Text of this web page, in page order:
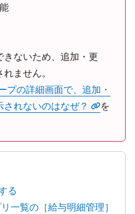
ないため、追加・更
ません。
プの詳細画面で、追加・
れないのはなぜ？
を
る
一覧の［給与明細管理］